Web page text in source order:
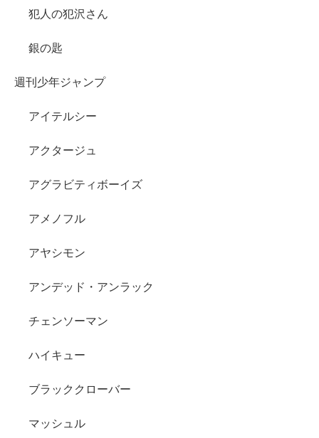
犯人の犯沢さん
銀の匙
週刊少年ジャンプ
アイテルシー
アクタージュ
アグラビティボーイズ
アメノフル
アヤシモン
アンデッド・アンラック
チェンソーマン
ハイキュー
ブラッククローバー
マッシュル